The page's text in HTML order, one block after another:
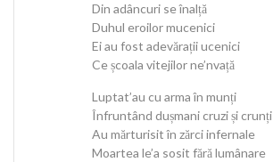
Din adâncuri se înalță
Duhul eroilor mucenici
Ei au fost adevărații ucenici
Ce școala vitejilor ne’nvață
Luptat’au cu arma în munți
Înfruntând dușmani cruzi și crunți
Au mărturisit în zărci infernale
Moartea le’a sosit fără lumânare